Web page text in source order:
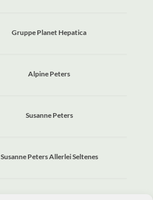
Gruppe Planet Hepatica
Alpine Peters
Susanne Peters
Susanne Peters Allerlei Seltenes